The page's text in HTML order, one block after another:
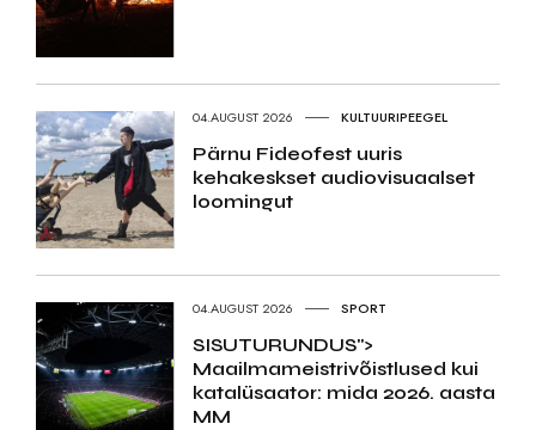
04.AUGUST 2026 KULTUURIPEEGEL
Pärnu Fideofest uuris
kehakeskset audiovisuaalset
loomingut
04.AUGUST 2026 SPORT
SISUTURUNDUS">
Maailmameistrivõistlused kui
katalüsaator: mida 2026. aasta
MM